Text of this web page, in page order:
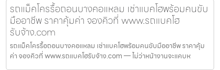
รถแม็คโครรื้อถอนบางคอแหลม เช่าแบคโฮพร้อมคนขับ
มืออาชีพ ราคาคุ้มค่า จองคิวที่ www.รถแบคโฮ
รับจ้าง.com
รถแม็คโครรื้อถอนบางคอแหลม เช่าแบคโฮพร้อมคนขับมืออาชีพ ราคาคุ้ม
ค่า จองคิวที่ www.รถแบคโฮรับจ้าง.com — ไม่ว่าหน้างานจะแคบห